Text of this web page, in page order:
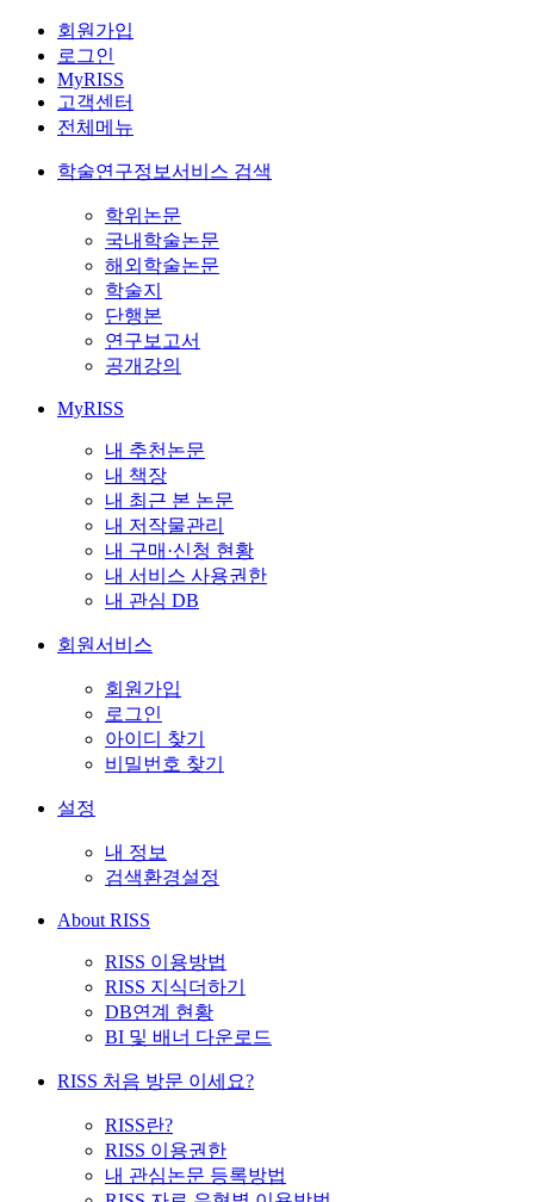
회원가입
로그인
MyRISS
고객센터
전체메뉴
학술연구정보서비스 검색
학위논문
국내학술논문
해외학술논문
학술지
단행본
연구보고서
공개강의
MyRISS
내 추천논문
내 책장
내 최근 본 논문
내 저작물관리
내 구매·신청 현황
내 서비스 사용권한
내 관심 DB
회원서비스
회원가입
로그인
아이디 찾기
비밀번호 찾기
설정
내 정보
검색환경설정
About RISS
RISS 이용방법
RISS 지식더하기
DB연계 현황
BI 및 배너 다운로드
RISS 처음 방문 이세요?
RISS란?
RISS 이용권한
내 관심논문 등록방법